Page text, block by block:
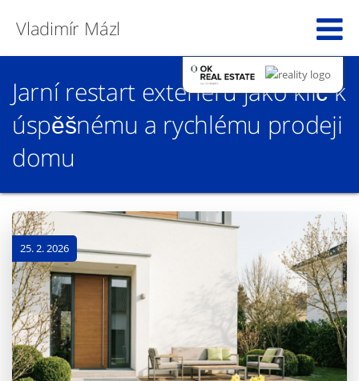
Vladimír Mázl
Jarní restart exteriéru jako klíč k
úspěšnému a rychlému prodeji
domu
25. 2. 2026